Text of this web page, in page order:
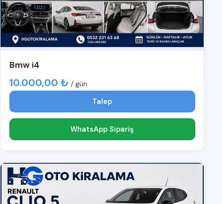
Bmw i4
10.000,00 ₺ / gün
Talep
WhatsApp Sipariş